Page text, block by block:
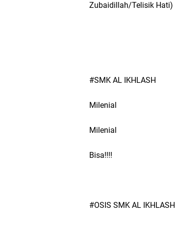
Zubaidillah/Telisik Hati)
#SMK AL IKHLASH
Milenial
Milenial
Bisa!!!!
#OSIS SMK AL IKHLASH